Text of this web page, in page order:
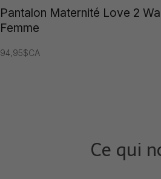
Pantalon Maternité Love 2
Femme
94,95$CA
Ce qui